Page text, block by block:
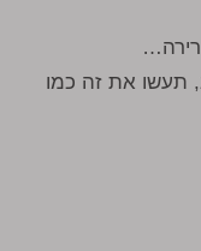
תעשו את זה כמו